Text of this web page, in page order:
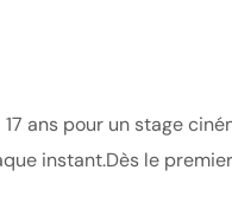
ans pour un stage
instant.Dès le premier